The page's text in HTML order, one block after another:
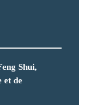
Shui,
et de